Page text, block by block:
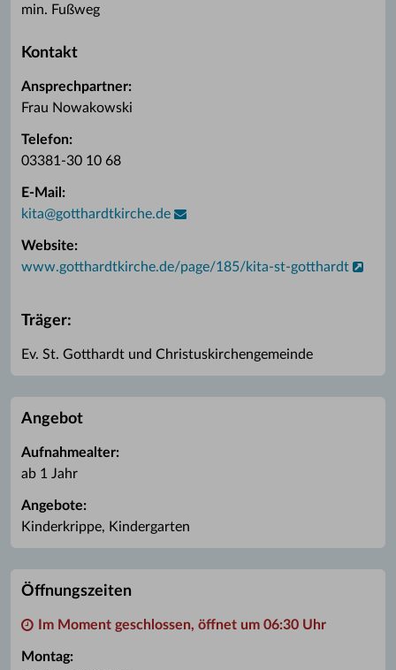
min. Fußweg
Kontakt
Ansprechpartner:
Frau Nowakowski
Telefon:
03381-30 10 68
E-Mail:
kita@gotthardtkirche.de
Website:
www.gotthardtkirche.de/page/185/kita-st-gotthardt
Träger:
Ev. St. Gotthardt und Christuskirchengemeinde
Angebot
Aufnahmealter:
ab 1 Jahr
Angebote:
Kinderkrippe, Kindergarten
Öffnungszeiten
Im Moment geschlossen, öffnet um 06:30 Uhr
Montag: